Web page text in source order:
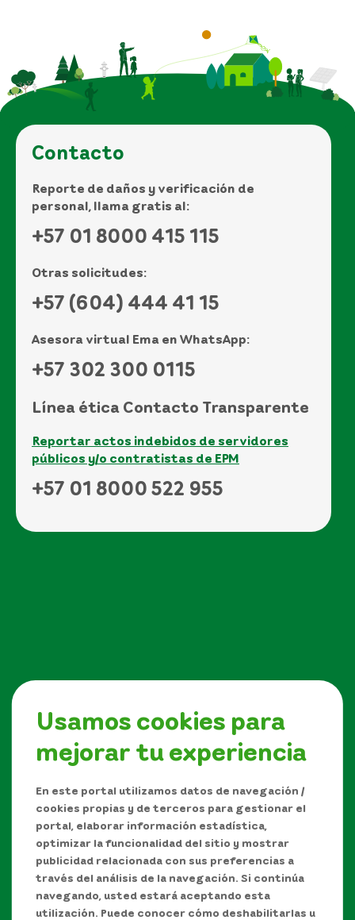
Usamos cookies para
mejorar tu experiencia
En este portal utilizamos datos de navegación /
cookies propias y de terceros para gestionar el
portal, elaborar información estadística,
optimizar la funcionalidad del sitio y mostrar
publicidad relacionada con sus preferencias a
través del análisis de la navegación. Si continúa
navegando, usted estará aceptando esta
utilización. Puede conocer cómo deshabilitarlas u
Contacto
Reporte de daños y verificación de
personal, llama gratis al:
+57 01 8000 415 115
Otras solicitudes:
+57 (604) 444 41 15
Asesora virtual Ema en WhatsApp:
+57 302 300 0115
Línea ética Contacto Transparente
Reportar actos indebidos de servidores
públicos y/o contratistas de EPM
+57 01 8000 522 955
Síguenos en